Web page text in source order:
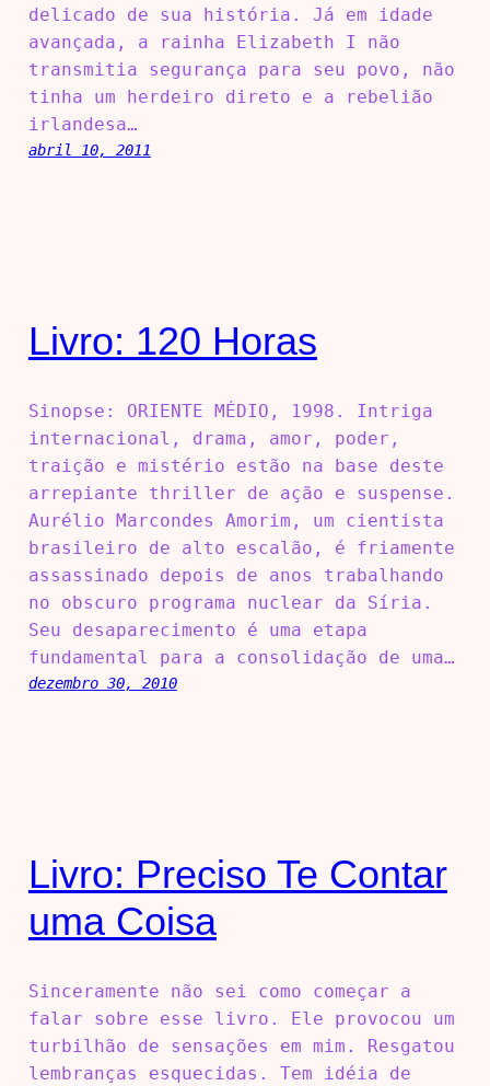
delicado de sua história. Já em idade
avançada, a rainha Elizabeth I não
transmitia segurança para seu povo, não
tinha um herdeiro direto e a rebelião
irlandesa…
abril 10, 2011
Livro: 120 Horas
Sinopse: ORIENTE MÉDIO, 1998. Intriga
internacional, drama, amor, poder,
traição e mistério estão na base deste
arrepiante thriller de ação e suspense.
Aurélio Marcondes Amorim, um cientista
brasileiro de alto escalão, é friamente
assassinado depois de anos trabalhando
no obscuro programa nuclear da Síria.
Seu desaparecimento é uma etapa
fundamental para a consolidação de uma…
dezembro 30, 2010
Livro: Preciso Te Contar
uma Coisa
Sinceramente não sei como começar a
falar sobre esse livro. Ele provocou um
turbilhão de sensações em mim. Resgatou
lembranças esquecidas. Tem idéia de